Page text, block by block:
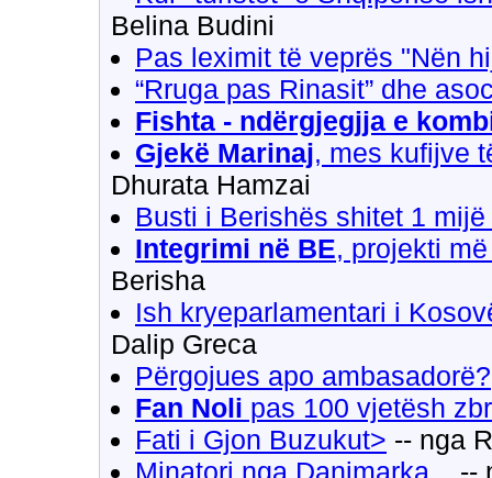
Belina Budini
Pas leximit të veprës "Nën
“Rruga pas Rinasit” dhe
Fishta - ndërgjegjja e
Gjekë Marinaj, mes kufijve
Dhurata Hamzai
Busti i Berishës shitet 1
Integrimi në BE, projekti
Berisha
Ish kryeparlamentari i
Dalip Greca
Përgojues apo ambasadorë?
Fan Noli pas 100 vjetësh
Fati i Gjon Buzukut> -- nga
Minatori nga Danimarka... --